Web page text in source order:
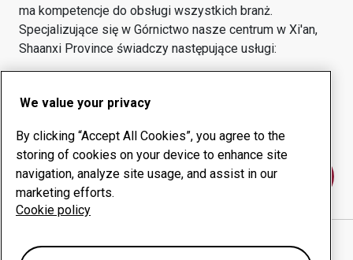
ma kompetencje do obsługi wszystkich branż.
Specjalizujące się w Górnictwo nasze centrum w Xi'an,
Shaanxi Province świadczy następujące usługi:
Zarządzanie czasem
sprawności urządzeń
Skontaktuj się z nami
We value your privacy
By clicking “Accept All Cookies”, you agree to the
storing of cookies on your device to enhance site
navigation, analyze site usage, and assist in our
marketing efforts.
Cookie policy